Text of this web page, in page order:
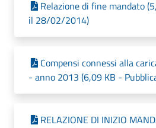
Relazione di fine mandato
il 28/02/2014)
Compensi connessi alla
- anno 2013 (6,09 KB -
RELAZIONE DI INIZIO